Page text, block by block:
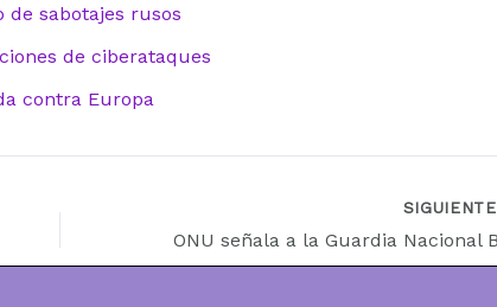
de sabotajes rusos
de ciberataques
contra Europa
SIGUIENTE